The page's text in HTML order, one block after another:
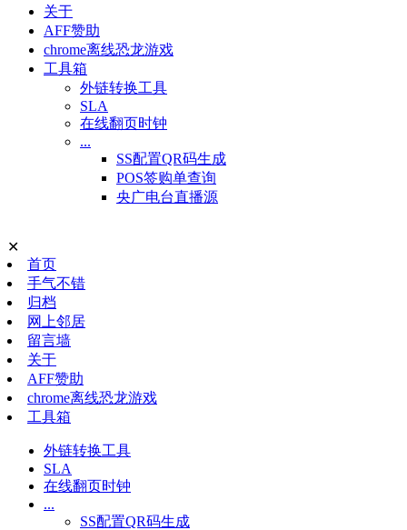
关于
AFF赞助
chrome离线恐龙游戏
工具箱
外链转换工具
SLA
在线翻页时钟
...
SS配置QR码生成
POS签购单查询
央广电台直播源
✕
首页
手气不错
归档
网上邻居
留言墙
关于
AFF赞助
chrome离线恐龙游戏
工具箱
外链转换工具
SLA
在线翻页时钟
...
SS配置QR码生成